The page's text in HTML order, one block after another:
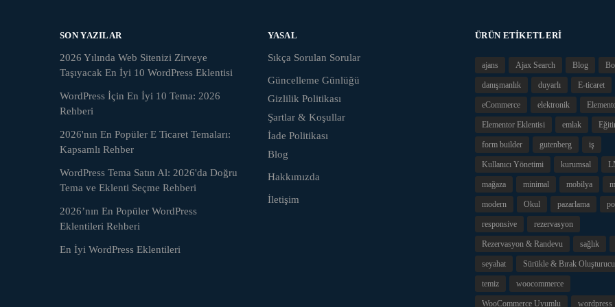
SON YAZILAR
2026 Yılında Web Sitenizi Zirveye
Taşıyacak En İyi 10 WordPress Eklentisi
WordPress İçin En İyi 10 Tema: 2026
Rehberi
2026'nın En Popüler E Ticaret Temaları:
Kapsamlı Rehber
WordPress Tema Satın Al: 2026'da Doğru
Tema ve Eklenti Seçme Rehberi
2026’nın En Popüler WordPress
Eklentileri Rehberi
En İyi WordPress Eklentileri
YASAL
Sıkça Sorulan Sorular
Güncelleme Günlüğü
Gizlilik Politikası
Şartlar & Koşullar
İade Politikası
Blog
Hakkımızda
İletişim
ÜRÜN ETIKETLERI
ajans Ajax Search Blog
danışmanlık duyarlı E-ticaret
eCommerce elektronik
Elementor Eklentisi emlak
form builder gutenberg iş
Kullanıcı Yönetimi kurumsal
mağaza minimal mobilya
modern Okul pazarlama
responsive rezervasyon
Rezervasyon & Randevu sağlık
seyahat Sürükle & Bırak Oluşturucu
temiz woocommerce
WooCommerce Uyumlu wordpress